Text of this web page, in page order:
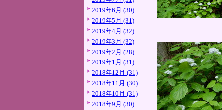
2019年6月 (30)
2019年5月 (31)
2019年4月 (32)
2019年3月 (32)
2019年2月 (28)
2019年1月 (31)
2018年12月 (31)
2018年11月 (30)
2018年10月 (31)
2018年9月 (30)